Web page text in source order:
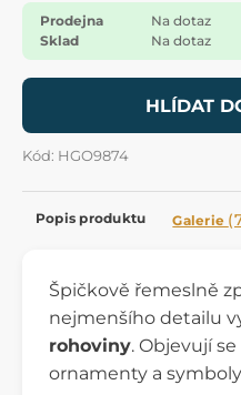
Prodejna
Na dotaz
Sklad
Na dotaz
HLÍDAT
Kód: HGO9874
Popis produktu Galerie
Špičkově řemeslně
nejmenšího detailu
rohoviny. Objevují
ornamenty a